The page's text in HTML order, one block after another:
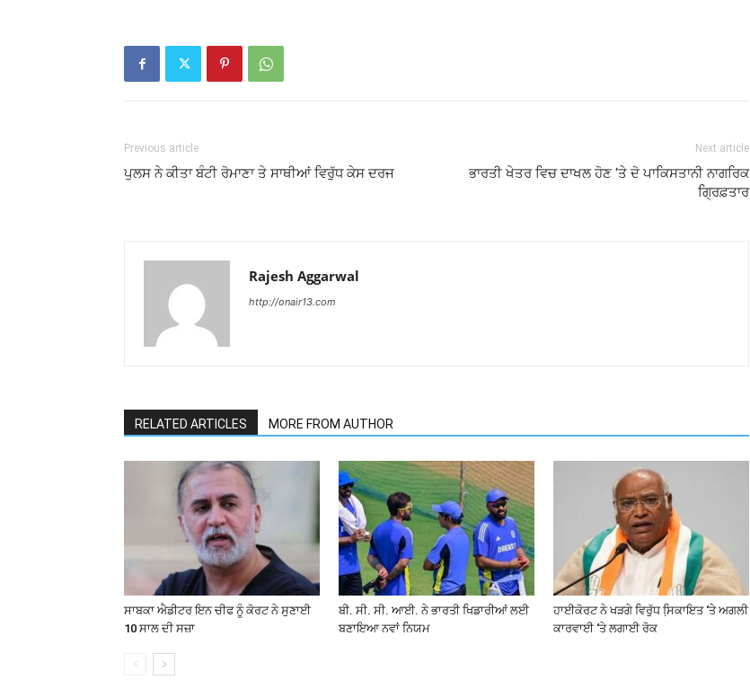
Previous article
ਪੁਲਸ ਨੇ ਕੀਤਾ ਬੰਟੀ ਰੋਮਾਣਾ ਤੇ ਸਾਥੀਆਂ ਵਿਰੁੱਧ ਕੇਸ ਦਰਜ
Next article
ਭਾਰਤੀ ਖੇਤਰ ਵਿਚ ਦਾਖਲ ਹੋਣ ‘ਤੇ ਦੋ ਪਾਕਿਸਤਾਨੀ ਨਾਗਰਿਕ
ਗ੍ਰਿਫ਼ਤਾਰ
Rajesh Aggarwal
http://onair13.com
RELATED ARTICLES MORE FROM AUTHOR
ਸਾਬਕਾ ਐਡੀਟਰ ਇਨ ਚੀਫ ਨੂੰ ਕੋਰਟ ਨੇ ਸੁਣਾਈ
10 ਸਾਲ ਦੀ ਸਜ਼ਾ
ਬੀ. ਸੀ. ਸੀ. ਆਈ. ਨੇ ਭਾਰਤੀ ਖਿਡਾਰੀਆਂ ਲਈ
ਬਣਾਇਆ ਨਵਾਂ ਨਿਯਮ
ਹਾਈਕੋਰਟ ਨੇ ਖੜਗੇ ਵਿਰੁੱਧ ਸਿ਼ਕਾਇਤ ‘ਤੇ ਅਗਲੀ
ਕਾਰਵਾਈ ‘ਤੇ ਲਗਾਈ ਰੋਕ